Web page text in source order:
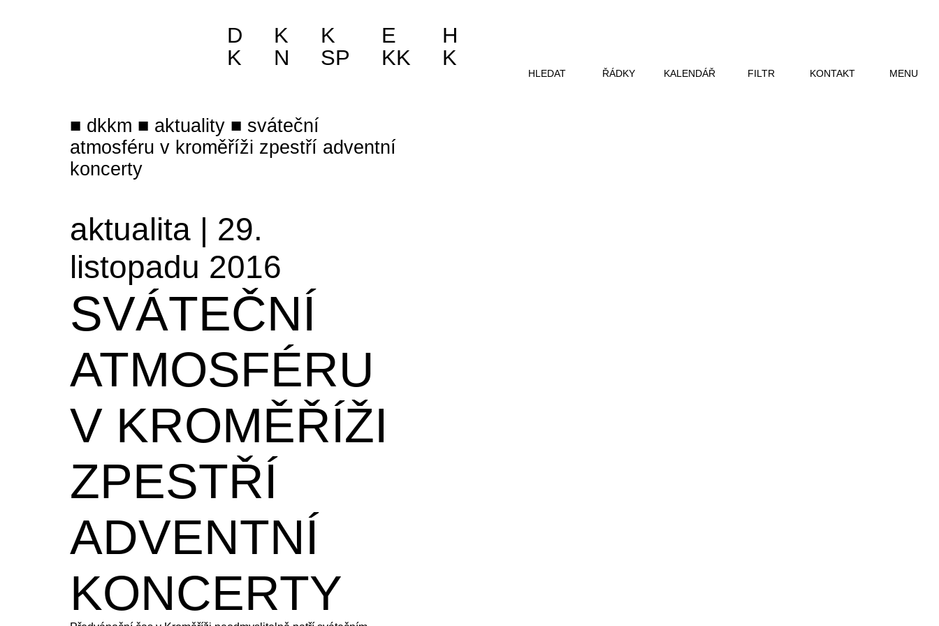
dkkm aktuality
sváteční
atmosféru v kroměříži zpestří adventní
koncerty
aktualita | 29.
listopadu 2016
SVÁTEČNÍ
ATMOSFÉRU
V KROMĚŘÍŽI
ZPESTŘÍ
ADVENTNÍ
KONCERTY
D
K
K
N
K
SP
E
KK
H
K
HLEDAT ŘÁDKY KALENDÁŘ FILTR KONTAKT MENU